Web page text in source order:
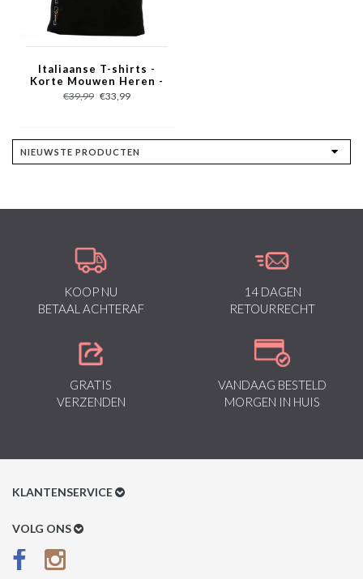
Italiaanse T-shirts -
Korte Mouwen Heren -
Riviera Club - Zwart
€39,99 €33,99
KOOP NU
BETAAL ACHTERAF
14 DAGEN
RETOURRECHT
GRATIS
VERZENDEN
VANDAAG BESTELD
MORGEN IN HUIS
KLANTENSERVICE
Klantenservice
Betaalmethoden
VOLG ONS